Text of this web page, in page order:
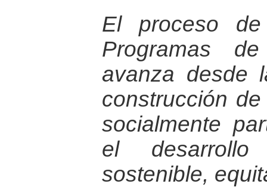
El proceso
Programas
avanza desde
construcción
socialmente
el desarrollo
sostenible,